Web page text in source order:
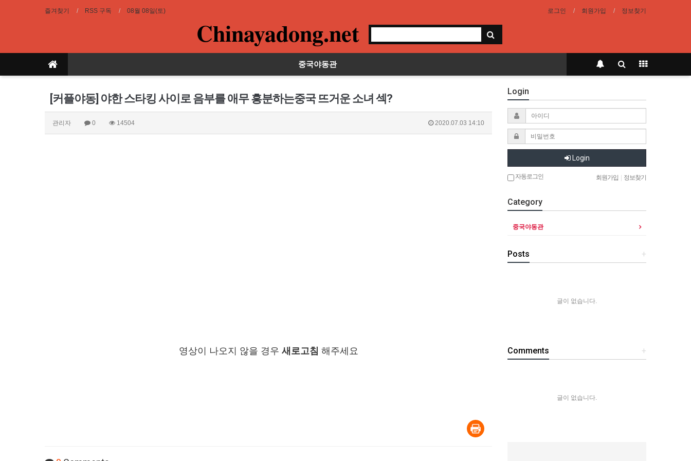
즐겨찾기 RSS 구독 08월 08일(토) 로그인 회원가입 정보찾기
Chinayadong.net
중국야동관
[커플야동] 야한 스타킹 사이로 음부를 애무 흥분하는중국 뜨거운 소녀 섹?
관리자 0 14504 2020.07.03 14:10
영상이 나오지 않을 경우 새로고침 해주세요
Login
Login
자동로그인 회원가입 정보찾기
Category
중국야동관
+
Posts
글이 없습니다.
+
Comments
글이 없습니다.